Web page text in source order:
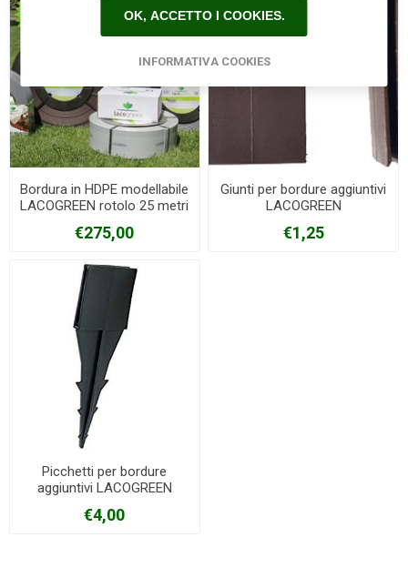
Bordura in HDPE modellabile
LACOGREEN rotolo 25 metri
€275,00
Giunti per bordure aggiuntivi
LACOGREEN
€1,25
Picchetti per bordure
aggiuntivi LACOGREEN
€4,00
OK, ACCETTO I COOKIES.
INFORMATIVA COOKIES